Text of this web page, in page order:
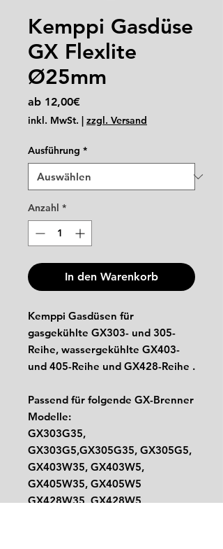
Kemppi Gasdüse
GX Flexlite
Ø25mm
ab 12,00€
Preis
inkl. MwSt. | zzgl. Versand
Ausführung *
Anzahl *
In den Warenkorb
Kemppi Gasdüsen für
gasgekühlte GX303- und 305-
Reihe, wassergekühlte GX403-
und 405-Reihe und GX428-Reihe .
Passend für folgende GX-Brenner
Modelle:
GX303G35,
GX303G5,GX305G35, GX305G5,
GX403W35, GX403W5,
GX405W35, GX405W5
GX428W35, GX428W5